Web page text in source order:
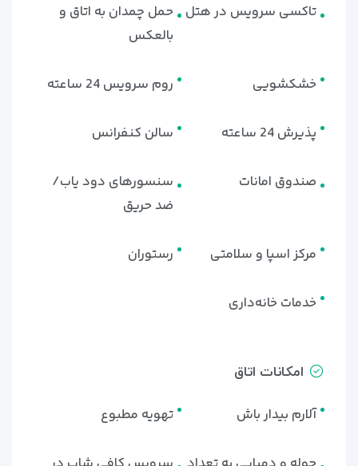
تاکسی سرویس در هتل
حمل چمدان به اتاق و
بالعکس
خشکشویی روم سرویس 24 ساعته
پذیرش 24 ساعته سالن کنفرانس
صندوق امانات
سنسورهای دود یاب/
ضد حریق
مرکز اسپا و سلامتی رستوران
خدمات خانه‌داری
امکانات اتاق
آلارم بیدار باش تهویه مطبوع